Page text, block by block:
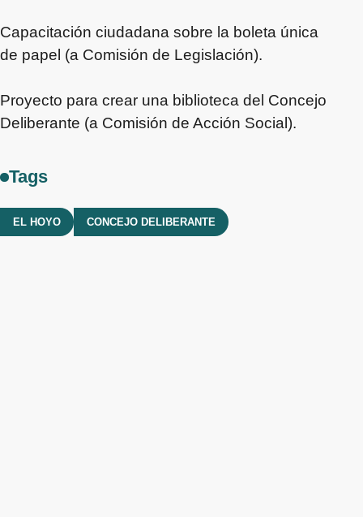
Capacitación ciudadana sobre la boleta única
de papel (a Comisión de Legislación).
Proyecto para crear una biblioteca del Concejo
Deliberante (a Comisión de Acción Social).
Tags
EL HOYO CONCEJO DELIBERANTE